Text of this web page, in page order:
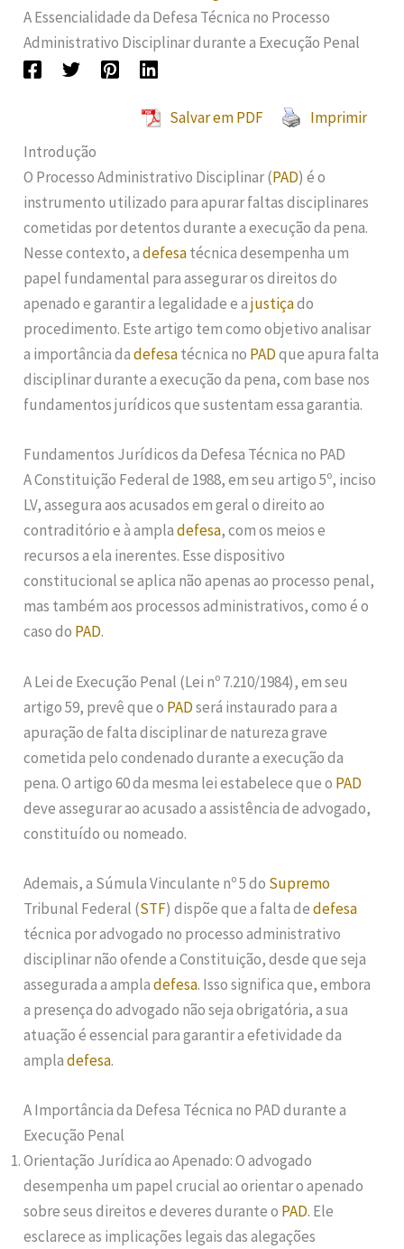
A Essencialidade da Defesa Técnica no Processo
Administrativo Disciplinar durante a Execução Penal
Salvar em PDF
Imprimir
Introdução
O Processo Administrativo Disciplinar (PAD) é o
instrumento utilizado para apurar faltas disciplinares
cometidas por detentos durante a execução da pena.
Nesse contexto, adefesatécnica desempenha um
papel fundamental para assegurar os direitos do
apenado e garantir a legalidade e ajustiçado
procedimento. Este artigo tem como objetivo analisar
a importância dadefesatécnica no PADque apura falta
disciplinar durante a execução da pena, com base nos
fundamentos jurídicos que sustentam essa garantia.
Fundamentos Jurídicos da Defesa Técnica no PAD
A Constituição Federal de 1988, em seu artigo 5º, inciso
LV, assegura aos acusados em geral o direito ao
contraditório e à ampladefesa, com os meios e
recursos a ela inerentes. Esse dispositivo
constitucional se aplica não apenas ao processo penal,
mas também aos processos administrativos, como é o
caso do PAD.
A Lei de Execução Penal (Lei nº 7.210/1984), em seu
artigo 59, prevê que o PADserá instaurado para a
apuração de falta disciplinar de natureza grave
cometida pelo condenado durante a execução da
pena. O artigo 60 da mesma lei estabelece que o PAD
deve assegurar ao acusado a assistência de advogado,
constituído ou nomeado.
Ademais, a Súmula Vinculante nº 5 do Supremo
Tribunal Federal (STF) dispõe que a falta dedefesa
técnica por advogado no processo administrativo
disciplinar não ofende a Constituição, desde que seja
assegurada a ampladefesa. Isso significa que, embora
a presença do advogado não seja obrigatória, a sua
atuação é essencial para garantir a efetividade da
ampladefesa.
A Importância da Defesa Técnica no PAD durante a
Execução Penal
Orientação Jurídica ao Apenado: O advogado
desempenha um papel crucial ao orientar o apenado
sobre seus direitos e deveres durante o PAD. Ele
esclarece as implicações legais das alegações